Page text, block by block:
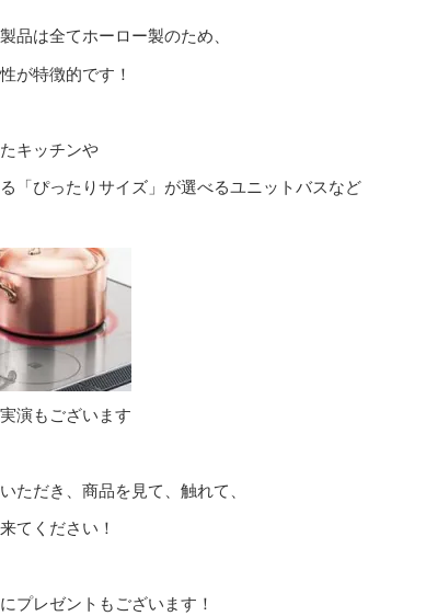
品は全てホーロー製のため、
が特徴的です！
キッチンや
「ぴったりサイズ」が選べるユニットバスなど
演もございます
ただき、商品を見て、触れて、
てください！
プレゼントもございます！